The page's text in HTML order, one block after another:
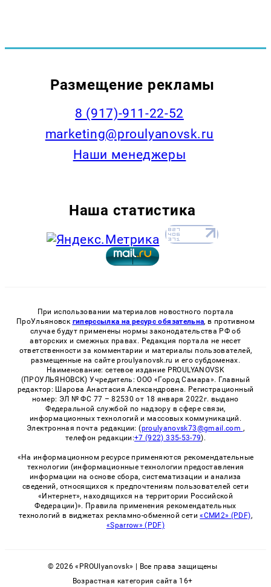
Размещение рекламы
8 (917)-911-22-52
marketing@proulyanovsk.ru
Наши менеджеры
Наша статистика
При использовании материалов новостного портала
ПроУльяновск гиперссылка на ресурс обязательна, в противном
случае будут применены нормы законодательства РФ об
авторских и смежных правах. Редакция портала не несет
ответственности за комментарии и материалы пользователей,
размещенные на сайте proulyanovsk.ru и его субдоменах.
Наименование: сетевое издание PROULYANOVSK
(ПРОУЛЬЯНОВСК) Учредитель: ООО «Город Самара». Главный
редактор: Шарова Анастасия Александровна. Регистрационный
номер: ЭЛ № ФС 77 – 82530 от 18 января 2022г. выдано
Федеральной службой по надзору в сфере связи,
информационных технологий и массовых коммуникаций.
Электронная почта редакции: (proulyanovsk73@gmail.com ,
телефон редакции:+7 (922) 335-53-79).
«На информационном ресурсе применяются рекомендательные
технологии (информационные технологии предоставления
информации на основе сбора, систематизации и анализа
сведений, относящихся к предпочтениям пользователей сети
«Интернет», находящихся на территории Российской
Федерации)». Правила применения рекомендательных
технологий в виджетах рекламно-обменной сети«СМИ2» (PDF),
«Sparrow» (PDF)
© 2026 «PROUlyanovsk» | Все права защищены
Возрастная категория сайта 16+